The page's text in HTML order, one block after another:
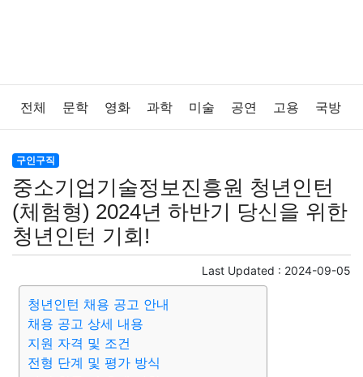
전체 문학 영화 과학 미술 공연 고용 국방
법률
보건 질병 가요 방송 일상 주식 암호화폐
블록체인 결혼 육아
증권 인테리어 요리 상품리뷰 원예
게임 스포츠 사진
구인구직
중소기업기술정보진흥원 청년인턴
(체험형) 2024년 하반기 당신을 위한
청년인턴 기회!
Last Updated : 2024-09-05
청년인턴 채용 공고 안내
채용 공고 상세 내용
지원 자격 및 조건
전형 단계 및 평가 방식